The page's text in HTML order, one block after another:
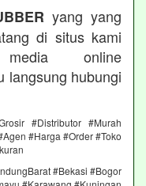
yang yang
di situs kami
online
langsung hubungi
#Distributor #Murah
#Harga #Order #Toko
#Bekasi #Bogor